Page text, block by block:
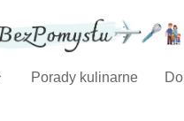
Porady kulinarne